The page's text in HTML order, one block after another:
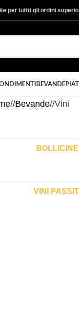
per tuttti gli ordini
BEVANDE
/ Bevande/ Vini
BOLLICINE
VINI PASSITI